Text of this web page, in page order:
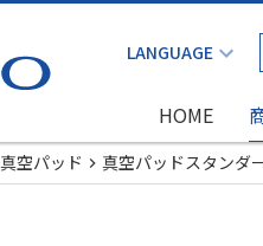
HOME
真空パッド 真空パッドスタンダ